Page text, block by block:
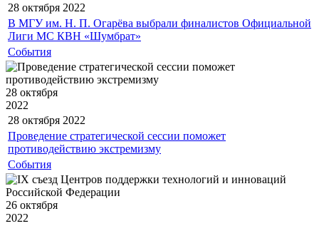
28 октября 2022
В МГУ им. Н. П. Огарёва выбрали финалистов Официальной
Лиги МС КВН «Шумбрат»
События
28 октября
2022
28 октября 2022
Проведение стратегической сессии поможет
противодействию экстремизму
События
26 октября
2022